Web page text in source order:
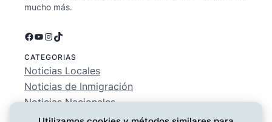
mucho más.
Facebook
YouTube
Instagram
TikTok
CATEGORIAS
Noticias Locales
Noticias de Inmigración
Noticias Nacionales
Deportes